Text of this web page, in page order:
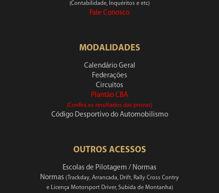
(Contabilidade, Inquéritos e etc)
Fale Conosco
MODALIDADES
Calendário Geral
Federações
Circuitos
Plantão CBA
(Confira os resultados das provas)
Código Desportivo do Automobilismo
OUTROS ACESSOS
Escolas de Pilotagem / Normas
Normas (Trackday, Arrancada, Drift, Rally Cross Contry
e Licença Motorsport Driver, Subida de Montanha)